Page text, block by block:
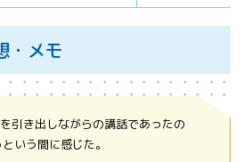
・メモ
引き出しながらの講話であったの
いう間に感じた。